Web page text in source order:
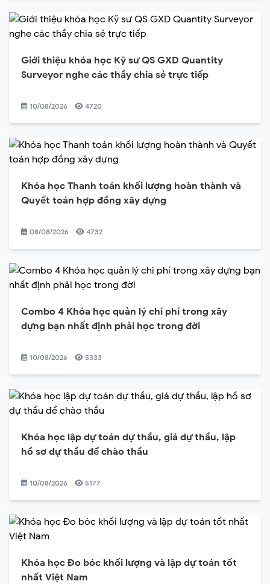
Giới thiệu khóa học Kỹ sư QS GXD Quantity
Surveyor nghe các thầy chia sẻ trực tiếp
10/08/2026 4720
Khóa học Thanh toán khối lượng hoàn thành và
Quyết toán hợp đồng xây dựng
08/08/2026 4732
Combo 4 Khóa học quản lý chi phí trong xây
dựng bạn nhất định phải học trong đời
10/08/2026 5333
Khóa học lập dự toán dự thầu, giá dự thầu, lập
hồ sơ dự thầu để chào thầu
10/08/2026 5177
Khóa học Đo bóc khối lượng và lập dự toán tốt
nhất Việt Nam